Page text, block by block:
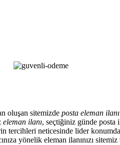
oluşan sitemizde posta eleman ilanı
eleman ilanı, seçtiğiniz günde posta
tercihleri neticesinde lider
yönelik eleman ilanınızı